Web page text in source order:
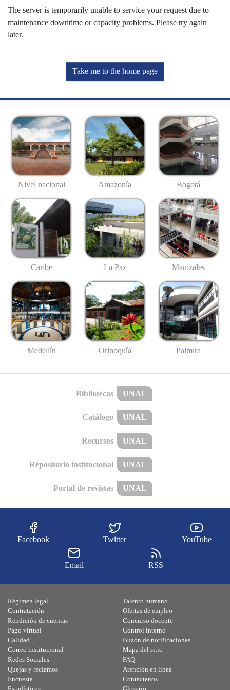
The server is temporarily unable to service your request due to
maintenance downtime or capacity problems. Please try again
later.
Take me to the home page
Nivel nacional Amazonía Bogotá
Caribe La Paz Manizales
Medellín Orinoquía Palmira
Bibliotecas UNAL
Catálogo UNAL
Recursos UNAL
Repositorio institucional UNAL
Portal de revistas UNAL
Facebook Twitter YouTube
Email RSS
Régimen legal
Contratación
Rendición de cuentas
Pago virtual
Calidad
Talento humano
Ofertas de empleo
Concurso docente
Control interno
Buzón de notificaciones
Correo institucional
Redes Sociales
Quejas y reclamos
Encuesta
Mapa del sitio
FAQ
Atención en línea
Contáctenos